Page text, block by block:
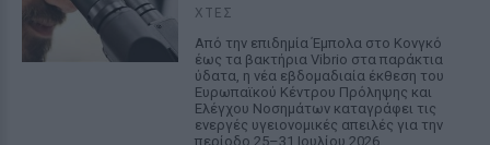
ΧΤΕΣ
Από την επιδημία Έμπολα στο Κονγκό
έως τα βακτήρια Vibrio στα παράκτια
ύδατα, η νέα εβδομαδιαία έκθεση του
Ευρωπαϊκού Κέντρου Πρόληψης και
Ελέγχου Νοσημάτων καταγράφει τις
ενεργές υγειονομικές απειλές για την
περίοδο 25–31 Ιουλίου 2026.